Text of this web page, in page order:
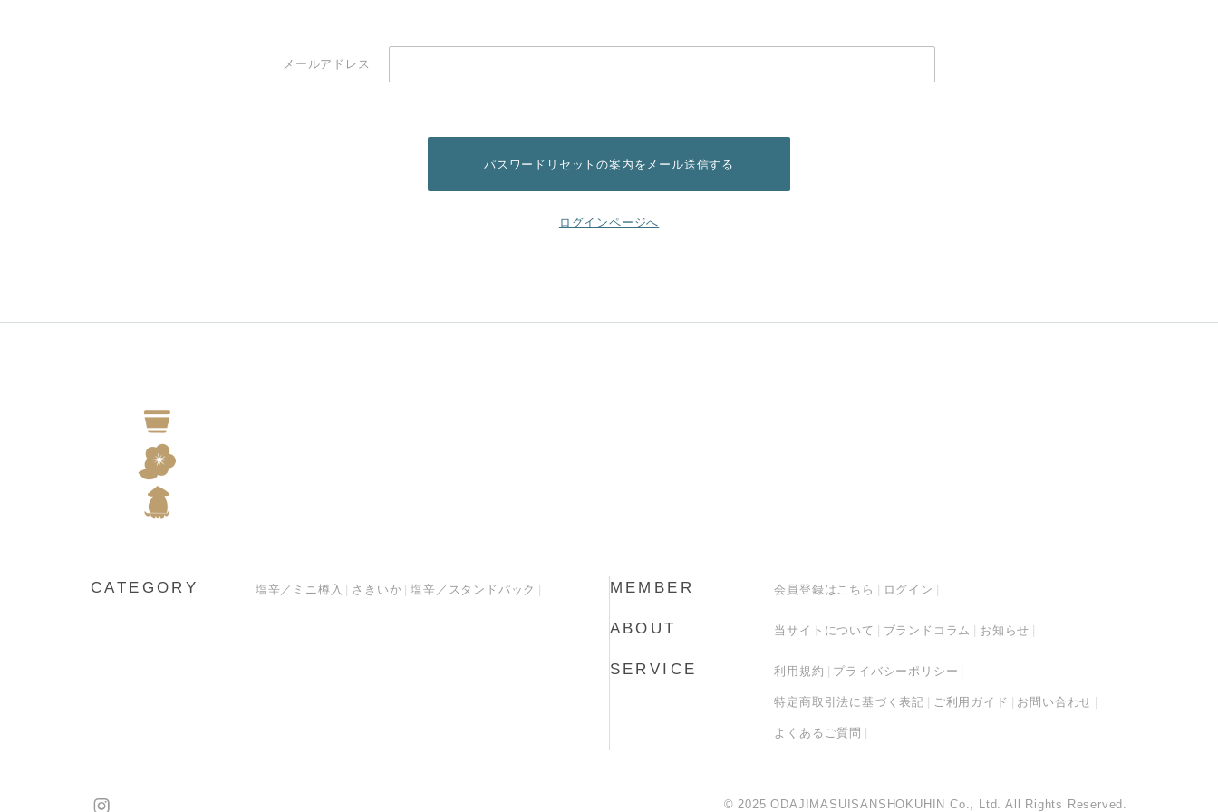
メールアドレス
ログインページへ
CATEGORY 塩辛／ミニ樽入 さきいか 塩辛／スタンドパック MEMBER 会員登録はこちら ログイン
ABOUT 当サイトについて ブランドコラム お知らせ
SERVICE 利用規約 プライバシーポリシー
特定商取引法に基づく表記 ご利用ガイド お問い合わせ
よくあるご質問
© 2025 ODAJIMASUISANSHOKUHIN Co., Ltd. All Rights Reserved.